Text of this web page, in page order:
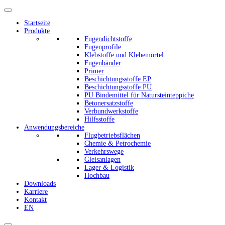
Startseite
Produkte
Fugendichtstoffe
Fugenprofile
Klebstoffe und Klebemörtel
Fugenbänder
Primer
Beschichtungsstoffe EP
Beschichtungsstoffe PU
PU Bindemittel für Natursteinteppiche
Betonersatzstoffe
Verbundwerkstoffe
Hilfsstoffe
Anwendungsbereiche
Flugbetriebsflächen
Chemie & Petrochemie
Verkehrswege
Gleisanlagen
Lager & Logistik
Hochbau
Downloads
Karriere
Kontakt
EN